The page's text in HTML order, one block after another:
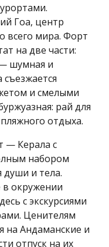
Гоа, центр
всего мира. Форт
на две части:
шумная и
и смелыми
рай для
отдыха.
— Керала с
набором
души и тела.
в окружении
с экскурсиями
Ценителям
на Андаманские и
отпуск на их